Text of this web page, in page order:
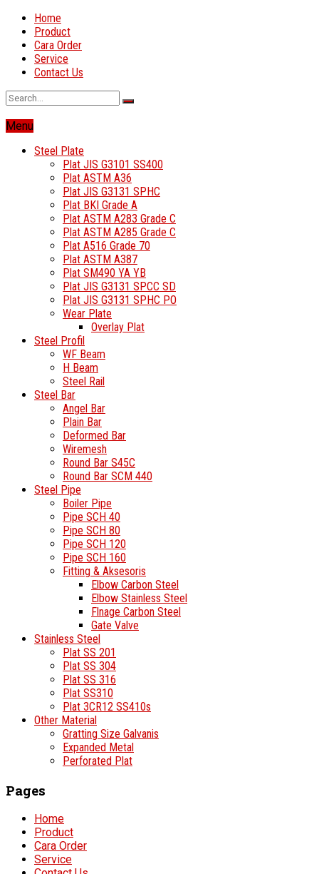
Home
Product
Cara Order
Service
Contact Us
Menu
Steel Plate
Plat JIS G3101 SS400
Plat ASTM A36
Plat JIS G3131 SPHC
Plat BKI Grade A
Plat ASTM A283 Grade C
Plat ASTM A285 Grade C
Plat A516 Grade 70
Plat ASTM A387
Plat SM490 YA YB
Plat JIS G3131 SPCC SD
Plat JIS G3131 SPHC PO
Wear Plate
Overlay Plat
Steel Profil
WF Beam
H Beam
Steel Rail
Steel Bar
Angel Bar
Plain Bar
Deformed Bar
Wiremesh
Round Bar S45C
Round Bar SCM 440
Steel Pipe
Boiler Pipe
Pipe SCH 40
Pipe SCH 80
Pipe SCH 120
Pipe SCH 160
Fitting & Aksesoris
Elbow Carbon Steel
Elbow Stainless Steel
Flnage Carbon Steel
Gate Valve
Stainless Steel
Plat SS 201
Plat SS 304
Plat SS 316
Plat SS310
Plat 3CR12 SS410s
Other Material
Gratting Size Galvanis
Expanded Metal
Perforated Plat
Pages
Home
Product
Cara Order
Service